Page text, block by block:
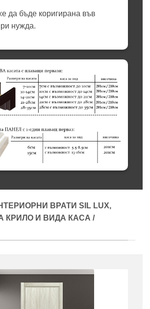
да бъде коригирана във
нужда.
ВРАТИ SIL LUX,
КРИЛО И ВИДА КАСА /